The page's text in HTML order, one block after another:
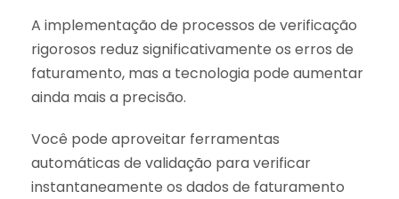
A implementação de processos de verificação
rigorosos reduz significativamente os erros de
faturamento, mas a tecnologia pode aumentar
ainda mais a precisão.
Você pode aproveitar ferramentas
automáticas de validação para verificar
instantaneamente os dados de faturamento